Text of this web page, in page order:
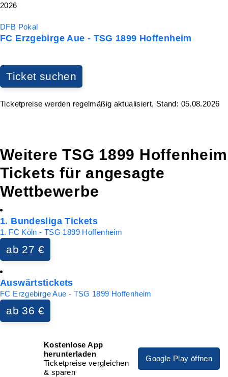
2026
DFB Pokal
FC Erzgebirge Aue - TSG 1899 Hoffenheim
Ticket suchen
Ticketpreise werden regelmäßig aktualisiert, Stand: 05.08.2026
Weitere TSG 1899 Hoffenheim
Tickets für angesagte
Wettbewerbe
1. Bundesliga Tickets
1. FC Köln - TSG 1899 Hoffenheim
ab 27 €
Auswärtstickets
FC Erzgebirge Aue - TSG 1899 Hoffenheim
ab 36 €
Kostenlose App
herunterladen
Ticketpreise vergleichen
& sparen
Google Play öffnen